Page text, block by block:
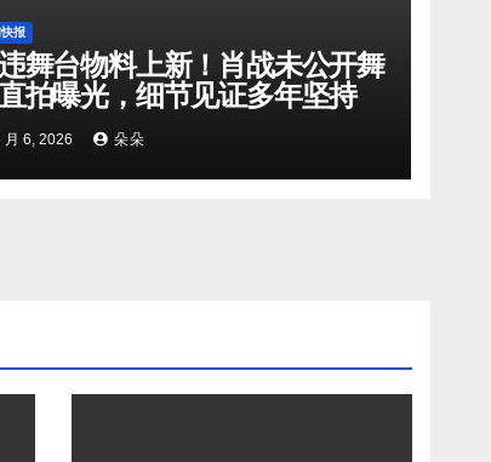
报
舞台物料上新！肖战未公开舞
拍曝光，细节见证多年坚持
月 6, 2026 朵朵